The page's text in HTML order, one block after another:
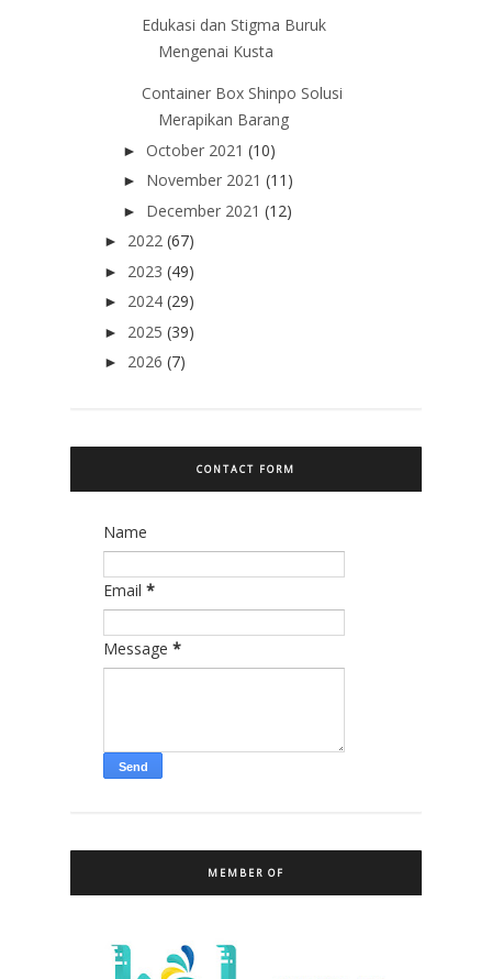
Edukasi dan Stigma Buruk
Mengenai Kusta
Container Box Shinpo Solusi
Merapikan Barang
► October 2021 (10)
► November 2021 (11)
► December 2021 (12)
► 2022 (67)
► 2023 (49)
► 2024 (29)
► 2025 (39)
► 2026 (7)
CONTACT FORM
Name
Email *
Message *
MEMBER OF